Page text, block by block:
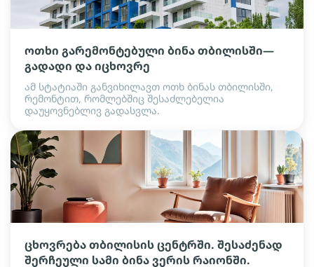
ოთხი გარემონტებული ბინა თბილისში—
გადადი და იცხოვრე
ამ სტატიაში განვიხილავთ ოთხ ბინას თბილისში,
რემონტით, რომლებშიც შესაძლებელია
დაუყოვნებლივ გადასვლა.
ცხოვრება თბილისის ცენტრში. შესაძენად
შერჩეული სამი ბინა ვერის რაიონში.